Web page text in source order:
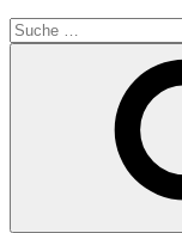
Suche
nach: